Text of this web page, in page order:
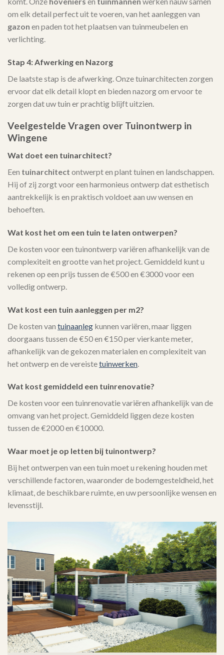
om elk detail perfect uit te voeren, van het aanleggen van
gazon en paden tot het plaatsen van tuinmeubelen en
verlichting.
Stap 4: Afwerking en Nazorg
De laatste stap is de afwerking. Onze tuinarchitecten zorgen
ervoor dat elk detail klopt en bieden nazorg om ervoor te
zorgen dat uw tuin er prachtig blijft uitzien.
Veelgestelde Vragen over Tuinontwerp in
Wingene
Wat doet een tuinarchitect?
Een tuinarchitect ontwerpt en plant tuinen en landschappen.
Hij of zij zorgt voor een harmonieus ontwerp dat esthetisch
aantrekkelijk is en praktisch voldoet aan uw wensen en
behoeften.
Wat kost het om een tuin te laten ontwerpen?
De kosten voor een tuinontwerp variëren afhankelijk van de
complexiteit en grootte van het project. Gemiddeld kunt u
rekenen op een prijs tussen de €500 en €3000 voor een
volledig ontwerp.
Wat kost een tuin aanleggen per m2?
De kosten van tuinaanleg kunnen variëren, maar liggen
doorgaans tussen de €50 en €150 per vierkante meter,
afhankelijk van de gekozen materialen en complexiteit van
het ontwerp en de vereistetuinwerken
Wat kost gemiddeld een tuinrenovatie?
De kosten voor een tuinrenovatie variëren afhankelijk van de
omvang van het project. Gemiddeld liggen deze kosten
tussen de €2000 en €10000.
Waar moet je op letten bij tuinontwerp?
Bij het ontwerpen van een tuin moet u rekening houden met
verschillende factoren, waaronder de bodemgesteldheid, het
klimaat, de beschikbare ruimte, en uw persoonlijke wensen en
levensstijl.